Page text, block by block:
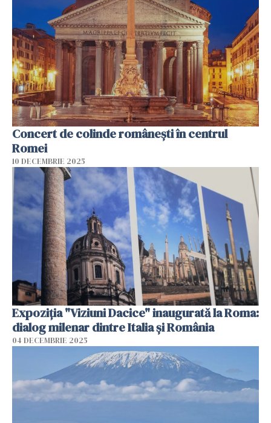
Concert de colinde româneşti în centrul
Romei
10 DECEMBRIE 2025
Expoziția "Viziuni Dacice" inaugurată la Roma:
dialog milenar dintre Italia și România
04 DECEMBRIE 2025